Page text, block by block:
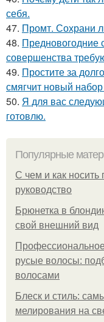
себя.
47. Промт. Сохрани
48. Предновогодние
совершенства
49. Простите за
смягчит новый набор
50. Я для вас
готовлю.
Популярные
С чем и как
руководство
Брюнетка в
свой внешний вид
русые волосы:
волосами
Блеск и стиль:
мелирования на